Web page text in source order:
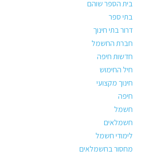
בית הספר שוהם
בתי ספר
דרור בתי חינוך
חברת החשמל
חדשות חיפה
חיל החימוש
חינוך מקצועי
חיפה
חשמל
חשמלאים
לימודי חשמל
מחסור בחשמלאים